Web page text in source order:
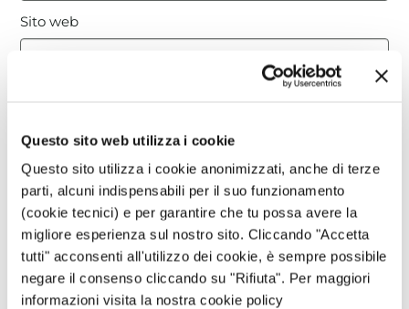
Questo sito web utilizza i cookie
Questo sito utilizza i cookie anonimizzati, anche di terze
parti, alcuni indispensabili per il suo funzionamento
(cookie tecnici) e per garantire che tu possa avere la
migliore esperienza sul nostro sito. Cliccando "Accetta
tutti" acconsenti all'utilizzo dei cookie, è sempre possibile
negare il consenso cliccando su "Rifiuta". Per maggiori
informazioni visita la nostra cookie policy
Sito web
Avvertimi via email in caso di risposte al mio
commento.
Avvertimi via email alla pubblicazione di un nuovo
articolo.